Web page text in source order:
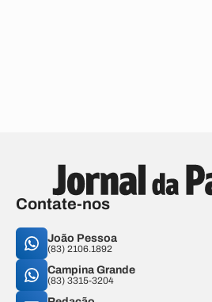
Contate-nos
João Pessoa
(83) 2106.1892
Campina Grande
(83) 3315-3204